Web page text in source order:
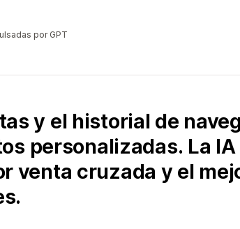
por GPT
y el historial de
personalizadas. La
venta cruzada y el